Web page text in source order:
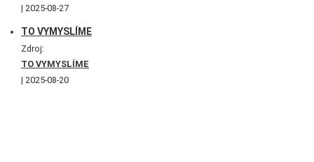
2025-08-27
TO VYMYSLÍME
Zdroj:
TO VYMYSLÍME
2025-08-20